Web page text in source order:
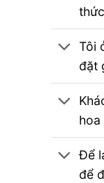
Tôi
đặt
Để
để